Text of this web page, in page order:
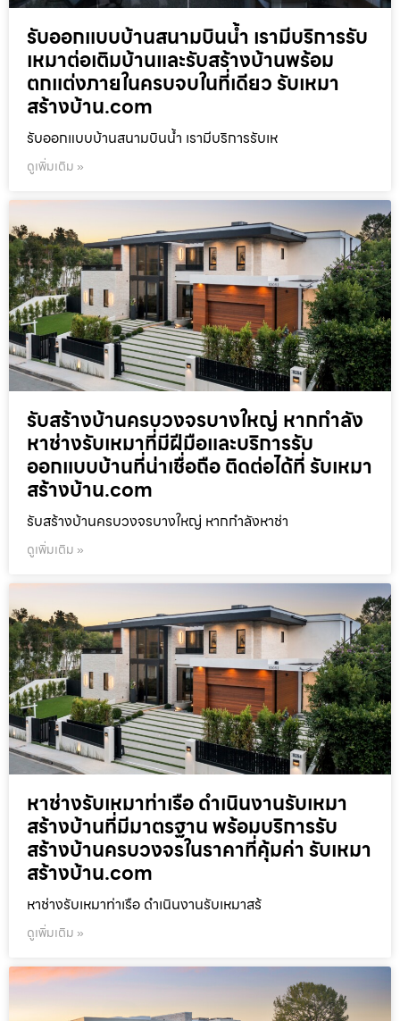
รับออกแบบบ้านสนามบินน้ำ เรามีบริการรับ
เหมาต่อเติมบ้านและรับสร้างบ้านพร้อม
ตกแต่งภายในครบจบในที่เดียว รับเหมา
สร้างบ้าน.com
รับออกแบบบ้านสนามบินน้ำ เรามีบริการรับเห
ดูเพิ่มเติม »
รับสร้างบ้านครบวงจรบางใหญ่ หากกำลัง
หาช่างรับเหมาที่มีฝีมือและบริการรับ
ออกแบบบ้านที่น่าเชื่อถือ ติดต่อได้ที่ รับเหมา
สร้างบ้าน.com
รับสร้างบ้านครบวงจรบางใหญ่ หากกำลังหาช่า
ดูเพิ่มเติม »
หาช่างรับเหมาท่าเรือ ดำเนินงานรับเหมา
สร้างบ้านที่มีมาตรฐาน พร้อมบริการรับ
สร้างบ้านครบวงจรในราคาที่คุ้มค่า รับเหมา
สร้างบ้าน.com
หาช่างรับเหมาท่าเรือ ดำเนินงานรับเหมาสร้
ดูเพิ่มเติม »